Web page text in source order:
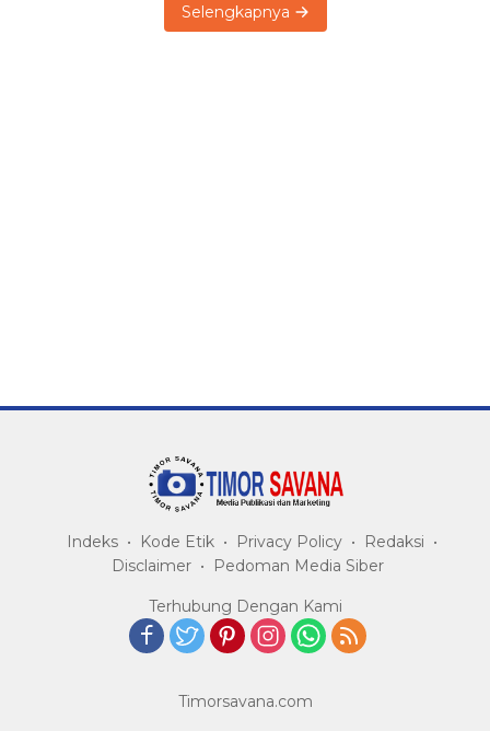
Selengkapnya
Indeks Kode Etik Privacy Policy
Redaksi
Disclaimer
Pedoman Media Siber
Terhubung Dengan Kami
Timorsavana.com